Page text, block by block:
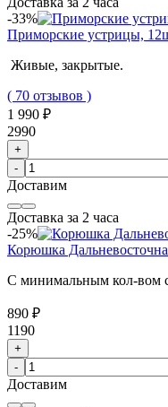
-33%
Приморские устрицы,
Живые, закрытые.
( 70 отзывов )
1 990 ₽
2990
+
-
Доставим
Доставка за 2 часа
-25%
Корюшка
С минимальным кол-вом
890 ₽
1190
+
-
Доставим